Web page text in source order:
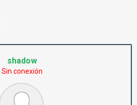
shadow
Sin conexión